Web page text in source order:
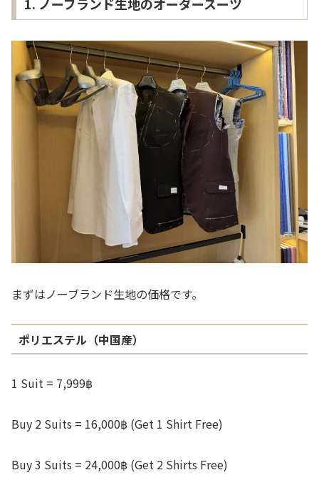
まずはノーブランド生地の価格です。
ポリエステル（中国産）
1 Suit = 7,999฿
Buy 2 Suits = 16,000฿ (Get 1 Shirt Free)
Buy 3 Suits = 24,000฿ (Get 2 Shirts Free)